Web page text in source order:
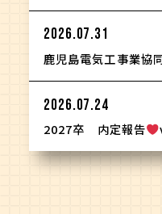
2026.07.31
鹿児島電気工事業協
2026.07.24
2027卒 内定報告